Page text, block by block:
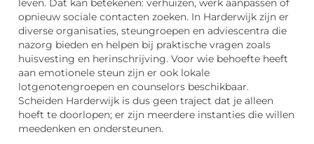
leven. Dat kan betekenen: verhuizen, werk aanpassen of
opnieuw sociale contacten zoeken. In Harderwijk zijn er
diverse organisaties, steungroepen en adviescentra die
nazorg bieden en helpen bij praktische vragen zoals
huisvesting en herinschrijving. Voor wie behoefte heeft
aan emotionele steun zijn er ook lokale
lotgenotengroepen en counselors beschikbaar.
Scheiden Harderwijk is dus geen traject dat je alleen
hoeft te doorlopen; er zijn meerdere instanties die willen
meedenken en ondersteunen.